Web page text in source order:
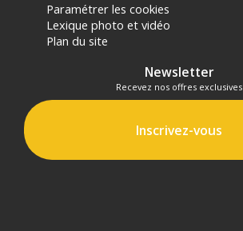
Paramétrer les cookies
Lexique photo et vidéo
Plan du site
Newsletter
Recevez nos offres exclusives
Inscrivez-vous